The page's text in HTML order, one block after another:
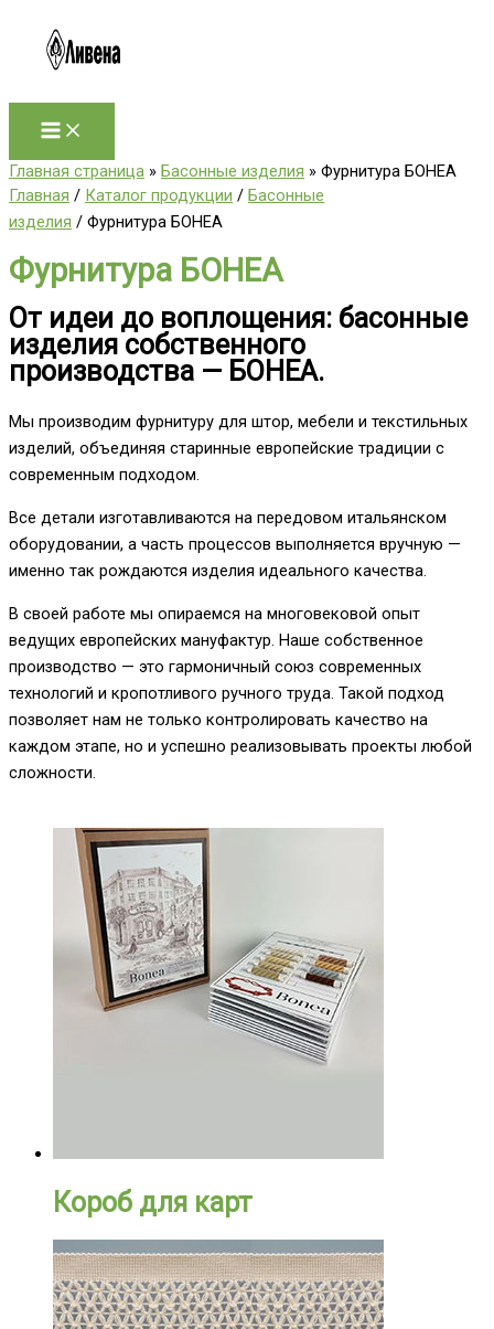
содержимому
Главная страница » Басонные изделия » Фурнитура БОНЕА
Главная / Каталог продукции / Басонные
изделия / Фурнитура БОНЕА
Фурнитура БОНЕА
От идеи до воплощения: басонные
изделия собственного
производства — БОНЕА.
Мы производим фурнитуру для штор, мебели и текстильных
изделий, объединяя старинные европейские традиции с
современным подходом.
Все детали изготавливаются на передовом итальянском
оборудовании, а часть процессов выполняется вручную —
именно так рождаются изделия идеального качества.
В своей работе мы опираемся на многовековой опыт
ведущих европейских мануфактур. Наше собственное
производство — это гармоничный союз современных
технологий и кропотливого ручного труда. Такой подход
позволяет нам не только контролировать качество на
каждом этапе, но и успешно реализовывать проекты любой
сложности.
Короб для карт